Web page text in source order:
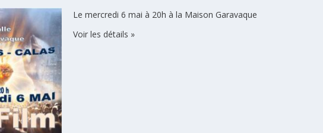
Le mercredi 6 mai à 20h à la Maison Garavaque
Voir les détails »